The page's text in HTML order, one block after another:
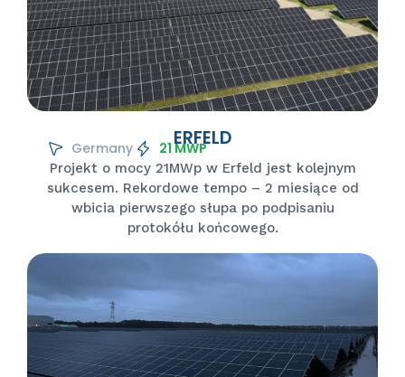
ERFELD
Germany 21 MWP
Projekt o mocy 21MWp w Erfeld jest kolejnym
sukcesem. Rekordowe tempo – 2 miesiące od
wbicia pierwszego słupa po podpisaniu
protokółu końcowego.